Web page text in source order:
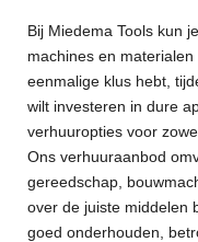
Bij Miedema Tools kun
machines en
eenmalige klus hebt,
wilt investeren in dure
verhuuropties voor
Ons verhuuraanbod
gereedschap,
over de juiste middelen
goed onderhouden,